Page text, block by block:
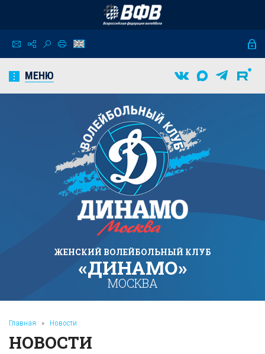
МЕНЮ
ЖЕНСКИЙ ВОЛЕЙБОЛЬНЫЙ КЛУБ
«ДИНАМО»
МОСКВА
Главная » Новости
НОВОСТИ